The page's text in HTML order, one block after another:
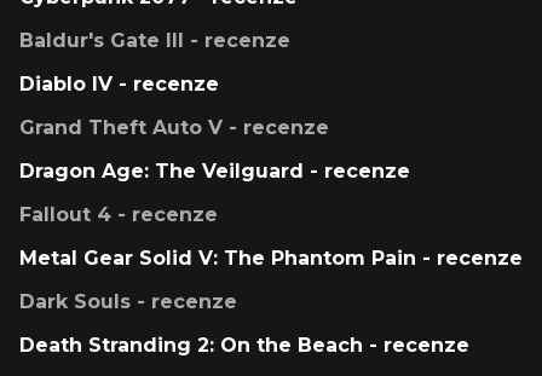
Baldur's Gate III - recenze
Diablo IV - recenze
Grand Theft Auto V - recenze
Dragon Age: The Veilguard - recenze
Fallout 4 - recenze
Metal Gear Solid V: The Phantom Pain - recenze
Dark Souls - recenze
Death Stranding 2: On the Beach - recenze